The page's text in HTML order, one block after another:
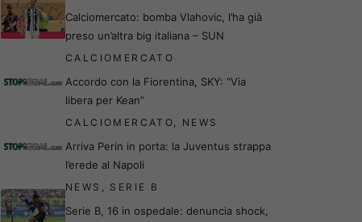
Calciomercato: bomba Vlahovic, l’ha già
preso un’altra big italiana – SUN
CALCIOMERCATO
Accordo con la Fiorentina, SKY: “Via
libera per Kean”
CALCIOMERCATO, NEWS
Arriva Perin in porta: la Juventus strappa
l’erede al Napoli
NEWS , SERIE B
Serie B, 16 in ospedale: denuncia shock,